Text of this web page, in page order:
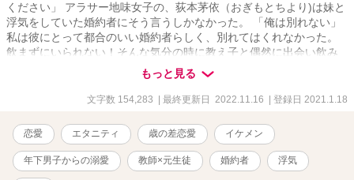
ください」 アラサー地味女子の、荻本茅依（おぎもとちより)は妹と
浮気をしていた婚約者にそう言うしかなかった。 「俺は別れない」
私は彼にとって都合のいい婚約者らしく、別れてはくれなかった。
飲まずにいられない！そんな気分の時に教え子と偶然に出会い飲み
に行くことに。 それがまさか――― 「や、やっちゃった！？」 朝、
目覚めたら隣には高校時代の教え子、真辺凉多(まなべりょうた)が同
じベッドいた―――いわゆるこれが噂の朝チュンっていうやつ！？
をしてしまった。 「先生、責任とって付き合おっか」 なんて言われ
て頭の中は大混乱。 しかも、教え子は時任グループの専務になって
いた。 彼は年下とは思えない甘やかし上手。 当然、モテモテで
―――それなのにこんな私でいいの？ いったいなんなの？ 私は遊ば
もっと見る
文字数 154,283 | 最終更新日 2022.11.16 | 登録日 2021.1.18
恋愛 エタニティ 歳の差恋愛 イケメン
年下男子からの溺愛 教師×元生徒 婚約者 浮気